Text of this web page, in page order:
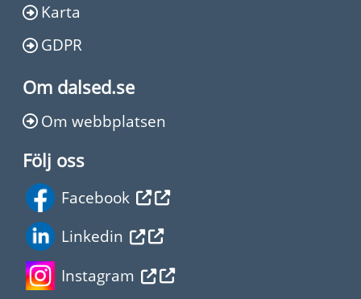
Karta
GDPR
Om dalsed.se
Om webbplatsen
Följ oss
Facebook
Linkedin
Instagram